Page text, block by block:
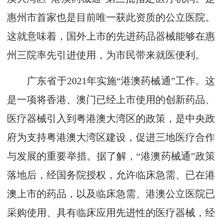
惠州市首家也是目前唯一获此资质的公立医院。
这就意味着，国外上市的先进药品器械能够在惠
州三院率先引进使用，为市民带来就医便利。
广东省于2021年实施“港澳药械通”工作。这
是一项将香港、澳门已经上市使用的创新药品、
医疗器械引入到粤港澳大湾区的政策，是中央政
府为支持粤港澳大湾区建设，促进三地医疗合作
与发展的重要举措。据了解，“港澳药械通”政策
落地后，经国务院授权，允许临床急需、已在港
澳上市的药品，以及临床急需、港澳公立医院已
采购使用、具有临床应用先进性的医疗器械，经